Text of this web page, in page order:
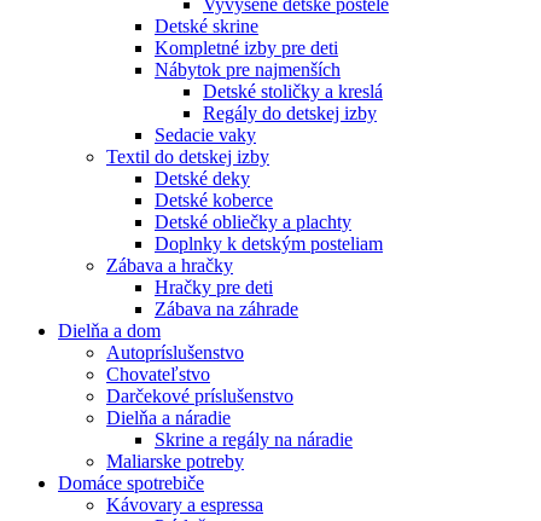
Vyvýšené detské postele
Detské skrine
Kompletné izby pre deti
Nábytok pre najmenších
Detské stoličky a kreslá
Regály do detskej izby
Sedacie vaky
Textil do detskej izby
Detské deky
Detské koberce
Detské obliečky a plachty
Doplnky k detským posteliam
Zábava a hračky
Hračky pre deti
Zábava na záhrade
Dielňa a dom
Autopríslušenstvo
Chovateľstvo
Darčekové príslušenstvo
Dielňa a náradie
Skrine a regály na náradie
Maliarske potreby
Domáce spotrebiče
Kávovary a espressa